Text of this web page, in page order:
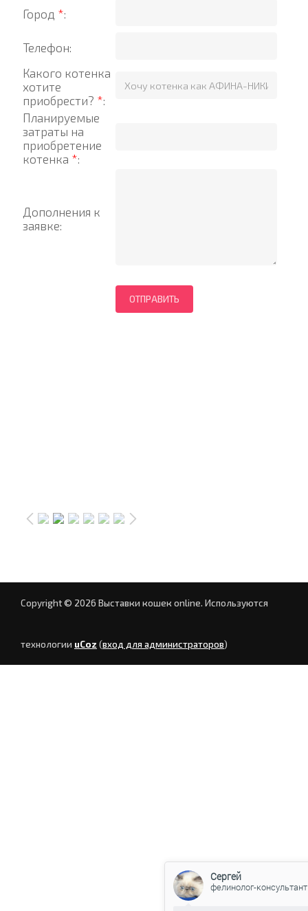
Город *:
Телефон:
Какого котенка
хотите
приобрести? *:
Планируемые
затраты на
приобретение
котенка *:
Дополнения к
заявке:
Copyright © 2026 Выставки кошек online. Используются
технологии uCoz (вход для администраторов)
Сергей
фелинолог-консультант